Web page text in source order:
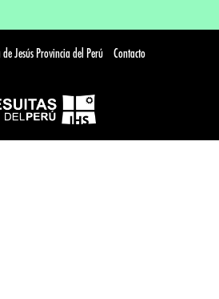
Jesús Provincia del Perú Contacto